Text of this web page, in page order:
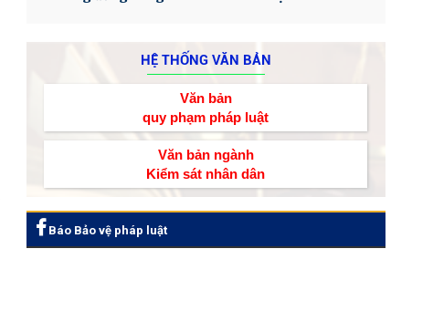
HỆ THỐNG VĂN BẢN
Văn bản
quy phạm pháp luật
Văn bản ngành
Kiểm sát nhân dân
Báo Bảo vệ pháp luật